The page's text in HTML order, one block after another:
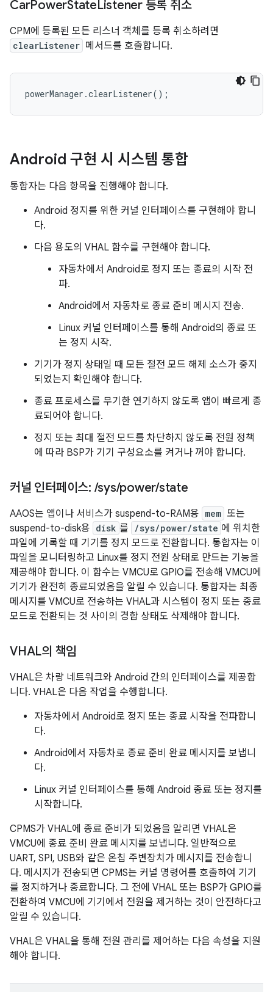
CarPowerStateListener 등록 취소
CPM에 등록된 모든 리스너 객체를 등록 취소하려면
clearListener 메서드를 호출합니다.
powerManager.clearListener();
Android 구현 시 시스템 통합
통합자는 다음 항목을 진행해야 합니다.
Android 정지를 위한 커널 인터페이스를 구현해야 합니
다.
다음 용도의 VHAL 함수를 구현해야 합니다.
자동차에서 Android로 정지 또는 종료의 시작 전
파.
Android에서 자동차로 종료 준비 메시지 전송.
Linux 커널 인터페이스를 통해 Android의 종료 또
는 정지 시작.
기기가 정지 상태일 때 모든 절전 모드 해제 소스가 중지
되었는지 확인해야 합니다.
종료 프로세스를 무기한 연기하지 않도록 앱이 빠르게 종
료되어야 합니다.
정지 또는 최대 절전 모드를 차단하지 않도록 전원 정책
에 따라 BSP가 기기 구성요소를 켜거나 꺼야 합니다.
커널 인터페이스: /sys/power/state
AAOS는 앱이나 서비스가 suspend-to-RAM용 mem 또는
suspend-to-disk용 disk 를 /sys/power/state 에 위치한
파일에 기록할 때 기기를 정지 모드로 전환합니다. 통합자는 이
파일을 모니터링하고 Linux를 정지 전원 상태로 만드는 기능을
제공해야 합니다. 이 함수는 VMCU로 GPIO를 전송해 VMCU에
기기가 완전히 종료되었음을 알릴 수 있습니다. 통합자는 최종
메시지를 VMCU로 전송하는 VHAL과 시스템이 정지 또는 종료
모드로 전환되는 것 사이의 경합 상태도 삭제해야 합니다.
VHAL의 책임
VHAL은 차량 네트워크와 Android 간의 인터페이스를 제공합
니다. VHAL은 다음 작업을 수행합니다.
자동차에서 Android로 정지 또는 종료 시작을 전파합니
다.
Android에서 자동차로 종료 준비 완료 메시지를 보냅니
다.
Linux 커널 인터페이스를 통해 Android 종료 또는 정지를
시작합니다.
CPMS가 VHAL에 종료 준비가 되었음을 알리면 VHAL은
VMCU에 종료 준비 완료 메시지를 보냅니다. 일반적으로
UART, SPI, USB와 같은 온칩 주변장치가 메시지를 전송합니
다. 메시지가 전송되면 CPMS는 커널 명령어를 호출하여 기기
를 정지하거나 종료합니다. 그 전에 VHAL 또는 BSP가 GPIO를
전환하여 VMCU에 기기에서 전원을 제거하는 것이 안전하다고
알릴 수 있습니다.
VHAL은 VHAL을 통해 전원 관리를 제어하는 다음 속성을 지원
해야 합니다.